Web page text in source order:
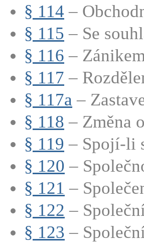
§ 114 –
§ 115 – Se
§ 116 –
§ 117 –
§ 117a –
§ 118 – Změna
§ 119 – Spojí-li
§ 120 –
§ 121 –
§ 122 –
§ 123 –